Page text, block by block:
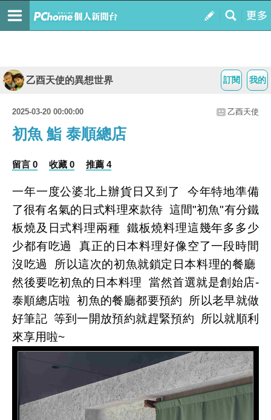
我的
訂閱
乙酉天使的異想世界
2025-03-20 00:00:00 乙酉天使
初魚 鮨 泰順總店
留言 0 收藏 0 推薦 4
一年一度公婆北上辦貨日又到了 今年特地準備
了很有名氣的日式料理來款待 這間"初魚"有分鐵
板燒及日式料理兩種 鐵板燒料理這幾年多多少
少都有吃過 真正的日本料理好像空了一段時間
沒吃過 所以這次的初魚就鎖定日本料理的餐廳
然後要吃初魚的日本料理 當然首選就是創始店-
泰順總店啦 初魚的餐廳都要預約 所以老早就做
好筆記 等到一開放預約就趕緊預約 所以就順利
來享用啦~